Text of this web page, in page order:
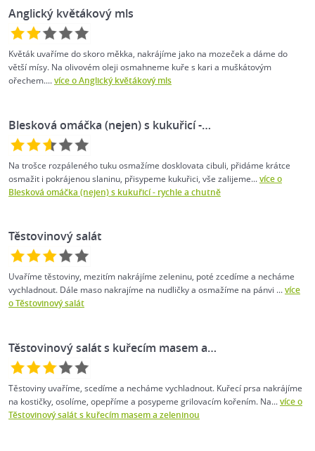
Anglický květákový mls
Květák uvaříme do skoro měkka, nakrájíme jako na mozeček a dáme do
větší mísy. Na olivovém oleji osmahneme kuře s kari a muškátovým
ořechem....více o Anglický květákový mls
Blesková omáčka (nejen) s kukuřicí -…
Na trošce rozpáleného tuku osmažíme dosklovata cibuli, přidáme krátce
osmažit i pokrájenou slaninu, přisypeme kukuřici, vše zalijeme...více o
Blesková omáčka (nejen) s kukuřicí - rychle a chutně
Těstovinový salát
Uvaříme těstoviny, mezitím nakrájíme zeleninu, poté zcedíme a necháme
vychladnout. Dále maso nakrajíme na nudličky a osmažíme na pánvi ...více
o Těstovinový salát
Těstovinový salát s kuřecím masem a…
Těstoviny uvaříme, scedíme a necháme vychladnout. Kuřecí prsa nakrájíme
na kostičky, osolíme, opepříme a posypeme grilovacím kořením. Na...více o
Těstovinový salát s kuřecím masem a zeleninou